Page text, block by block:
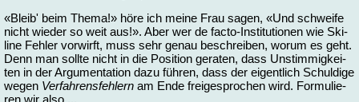
«Bleib' beim The­ma!» hö­re ich mei­ne Frau sa­gen, «Und schwei­fe
nicht wie­der so weit aus!». Aber wer de facto-Insti­tu­tio­nen wie Ski­
line Feh­ler vor­wirft, muss sehr ge­nau be­schrei­ben, worum es geht.
Denn man soll­te nicht in die Po­si­ti­on ge­ra­ten, dass Un­stim­mig­kei­
ten in der Ar­gu­men­ta­ti­on da­zu füh­ren, dass der ei­gent­lich Schul­di­ge
we­gen Ver­fah­rens­feh­lern am En­de frei­ge­spro­chen wird. For­mu­lie­
ren wir al­so ...